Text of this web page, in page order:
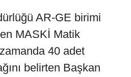
AR-GE birimi
MASKİ Matik
40 adet
belirten Başkan